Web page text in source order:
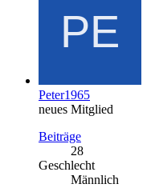
Peter1965
neues Mitglied
Beiträge
28
Geschlecht
Männlich